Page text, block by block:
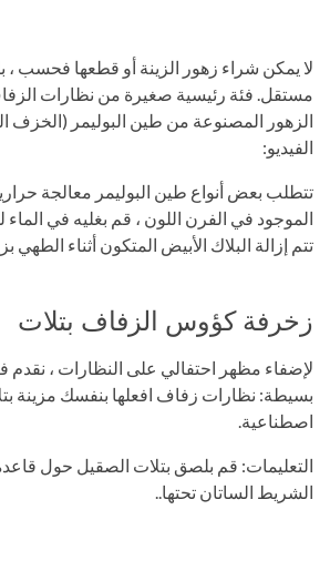
لا يمكن شراء زهور الزينة أو قطعها فحسب ،
الزهور المصنوعة من طين البوليمر (الخزف
الفيديو:
تتطلب بعض أنواع طين البوليمر معالجة
تتم إزالة البلاك الأبيض المتكون أثناء
زخرفة كؤوس الزفاف بتلات
لإضفاء مظهر احتفالي على النظارات ، نقدم
بسيطة: نظارات زفاف افعلها بنفسك مزينة
اصطناعية.
التعليمات: قم بلصق بتلات الصقيل حول
الشريط الساتان تحتها..